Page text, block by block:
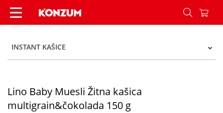
Lino Baby Muesli Žitna kašica
INSTANT KAŠICE
Lino Baby Muesli Žitna kašica
multigrain&čokolada 150 g